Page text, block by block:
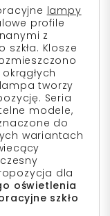
lampy
profile
z
Klosze
tworzy
Seria
modele,
do
wariantach
dla
oświetlenia
szkło